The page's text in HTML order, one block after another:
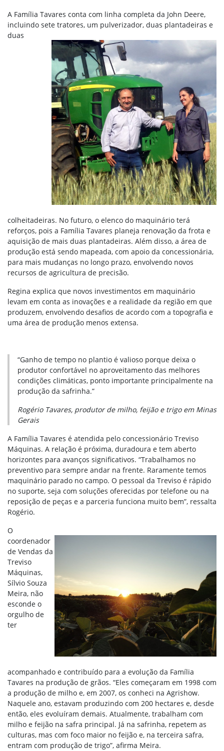
A Família Tavares conta com linha completa da John Deere,
incluindo sete tratores, um pulverizador, duas plantadeiras e
duas
colheitadeiras. No futuro, o elenco do maquinário terá
reforços, pois a Família Tavares planeja renovação da frota e
aquisição de mais duas plantadeiras. Além disso, a área de
produção está sendo mapeada, com apoio da concessionária,
para mais mudanças no longo prazo, envolvendo novos
recursos de agricultura de precisão.
Regina explica que novos investimentos em maquinário
levam em conta as inovações e a realidade da região em que
produzem, envolvendo desafios de acordo com a topografia e
uma área de produção menos extensa.
“Ganho de tempo no plantio é valioso porque deixa o
produtor confortável no aproveitamento das melhores
condições climáticas, ponto importante principalmente na
produção da safrinha.”
Rogério Tavares, produtor de milho, feijão e trigo em Minas
Gerais
A Família Tavares é atendida pelo concessionário Treviso
Máquinas. A relação é próxima, duradoura e tem aberto
horizontes para avanços significativos. “Trabalhamos no
preventivo para sempre andar na frente. Raramente temos
maquinário parado no campo. O pessoal da Treviso é rápido
no suporte, seja com soluções oferecidas por telefone ou na
reposição de peças e a parceria funciona muito bem”, ressalta
Rogério.
O
coordenador
de Vendas da
Treviso
Máquinas,
Sílvio Souza
Meira, não
esconde o
orgulho de
ter
acompanhado e contribuído para a evolução da Família
Tavares na produção de grãos. “Eles começaram em 1998 com
a produção de milho e, em 2007, os conheci na Agrishow.
Naquele ano, estavam produzindo com 200 hectares e, desde
então, eles evoluíram demais. Atualmente, trabalham com
milho e feijão na safra principal. Já na safrinha, repetem as
culturas, mas com foco maior no feijão e, na terceira safra,
entram com produção de trigo”, afirma Meira.